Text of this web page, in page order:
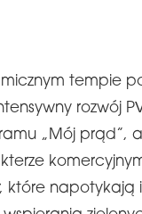
tempie
rozwój
„Mój prąd”,
które napotykają